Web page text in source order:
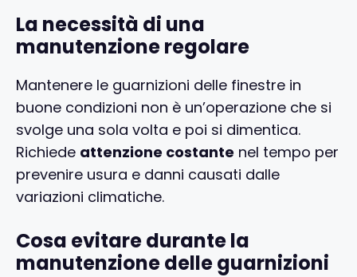
La necessità di una
manutenzione regolare
Mantenere le guarnizioni delle finestre in
buone condizioni non è un’operazione che si
svolge una sola volta e poi si dimentica.
Richiede attenzione costante nel tempo per
prevenire usura e danni causati dalle
variazioni climatiche.
Cosa evitare durante la
manutenzione delle guarnizioni